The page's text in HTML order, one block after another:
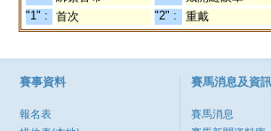
"1" :
首次 "2" : 重戴
賽事資料
報名表
賽馬消息及資訊
賽馬消息